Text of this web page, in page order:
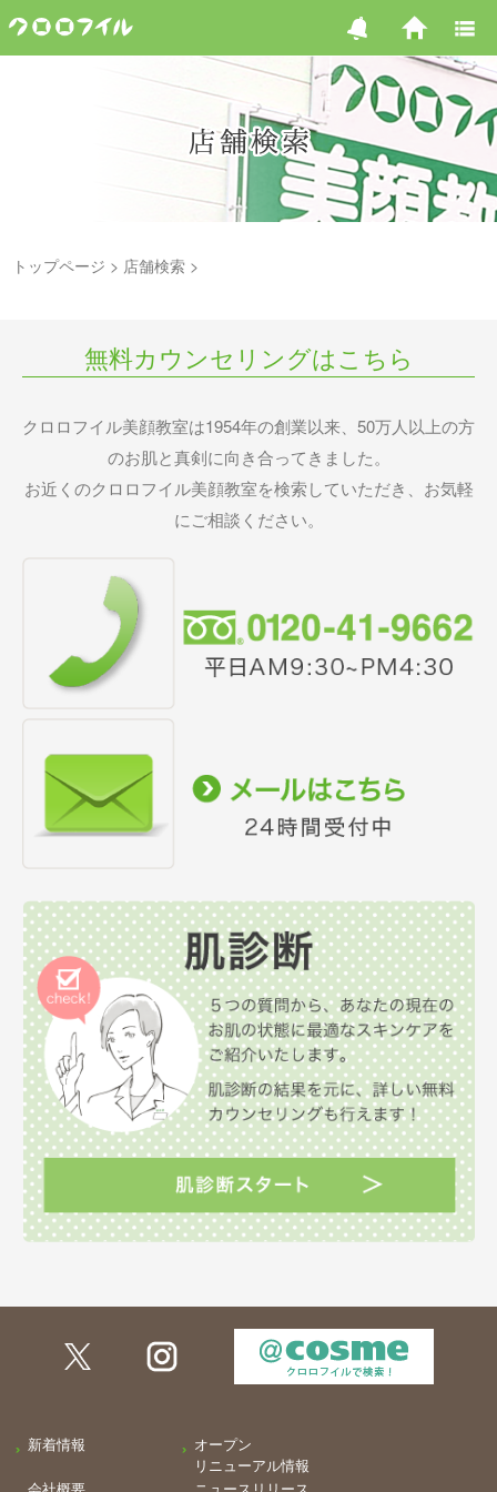
トップページ 店舗検索
無料カウンセリングはこちら
クロロフイル美顔教室は1954年の創業以来、50万人以上の方
のお肌と真剣に向き合ってきました。
お近くのクロロフイル美顔教室を検索していただき、お気軽
にご相談ください。
新着情報
オープン
リニューアル情報